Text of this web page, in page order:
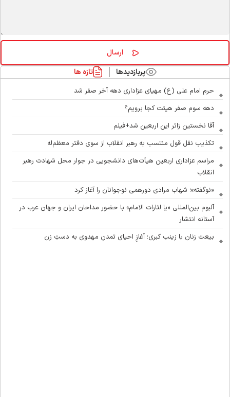
پربازدیدها تازه ها
حرم امام علی (ع) مهیای عزاداری دهه آخر صفر شد
دهه سوم صفر هیئت کجا برویم؟
آقا نخستین زائر این اربعین شد+فیلم
تکذیب نقل قول منتسب به رهبر انقلاب از سوی دفتر معظم‌له
مراسم عزاداری اربعین هیأت‌های دانشجویی در جوار محل شهادت رهبر
انقلاب
«نوگفته»؛ شهاب مرادی دورهمی نوجوانان را آغاز کرد
آلبوم بین‌المللی «یا لثارات الامام» با حضور مداحان ایران و جهان عرب در
آستانه انتشار
بیعت زنان با زینب کبری؛ آغازِ احیای تمدنِ مهدوی به دستِ زن